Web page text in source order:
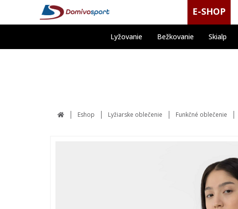
E-SHOP
Lyžovanie Bežkovanie Skialp
Eshop Lyžiarske oblečenie Funkčné oblečenie